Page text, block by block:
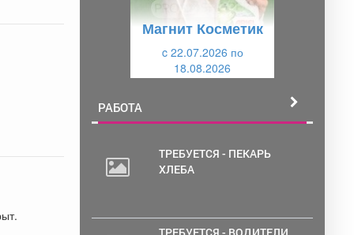
Магнит Косметик
c 22.07.2026 по
18.08.2026
РАБОТА
ТРЕБУЕТСЯ - ПЕКАРЬ
ХЛЕБА